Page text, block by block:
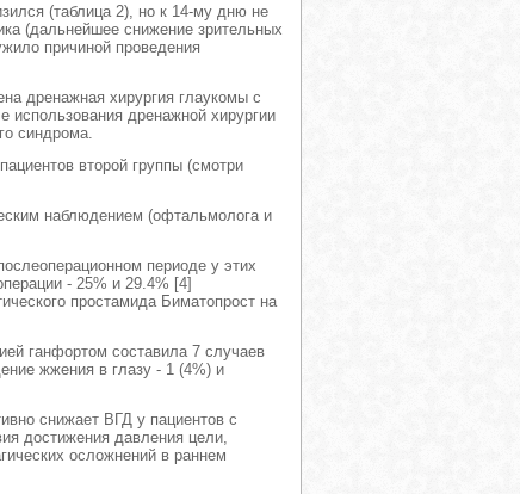
(таблица 2), но к 14-му дню не
(дальнейшее снижение зрительных
причиной проведения
дренажная хирургия глаукомы с
дренажной хирургии
синдрома.
второй группы (смотри
наблюдением (офтальмолога и
периоде у этих
- 25% и 29.4% [4]
простамида Биматопрост на
ганфортом составила 7 случаев
жжения в глазу - 1 (4%) и
снижает ВГД у пациентов с
достижения давления цели,
осложнений в раннем